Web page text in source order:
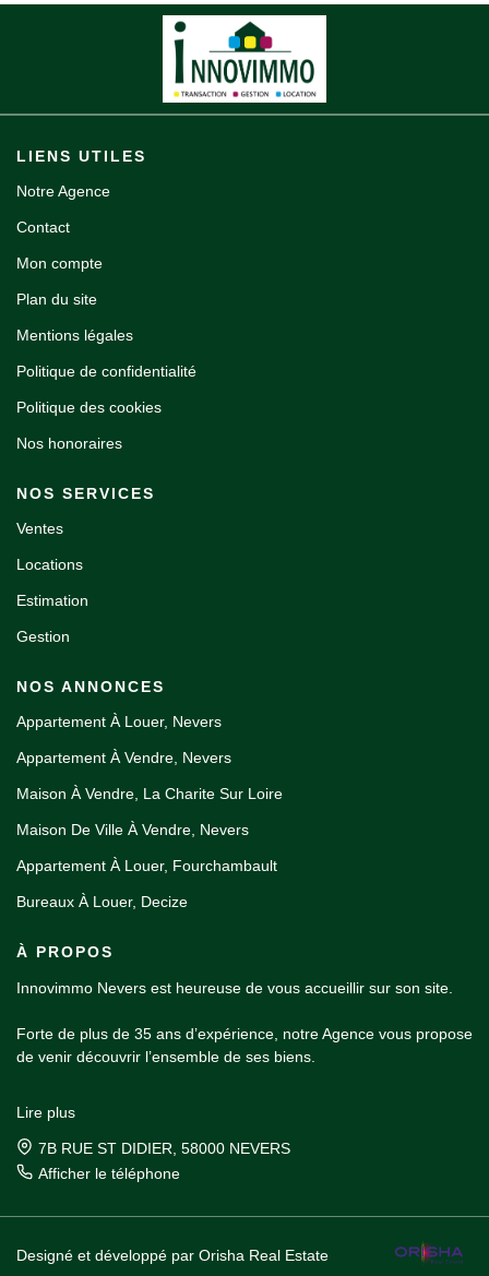
LIENS UTILES
Notre Agence
Contact
Mon compte
Plan du site
Mentions légales
Politique de confidentialité
Politique des cookies
Nos honoraires
NOS SERVICES
Ventes
Locations
Estimation
Gestion
NOS ANNONCES
Appartement À Louer, Nevers
Appartement À Vendre, Nevers
Maison À Vendre, La Charite Sur Loire
Maison De Ville À Vendre, Nevers
Appartement À Louer, Fourchambault
Bureaux À Louer, Decize
À PROPOS
Innovimmo Nevers est heureuse de vous accueillir sur son site.
Forte de plus de 35 ans d’expérience, notre Agence vous propose
de venir découvrir l’ensemble de ses biens.
notre équipe mettra toutes ses qualités à votre service dans un
unique but, celui de vous satisfaire !
Lire plus
7B RUE ST DIDIER, 58000 NEVERS
Afficher le téléphone
Designé et développé par Orisha Real Estate